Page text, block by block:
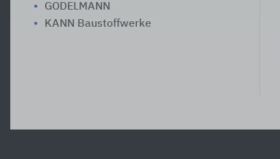
GODELMANN
KANN Baustoffwerke